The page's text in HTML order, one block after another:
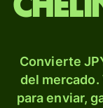
Convierte
del
para enviar,